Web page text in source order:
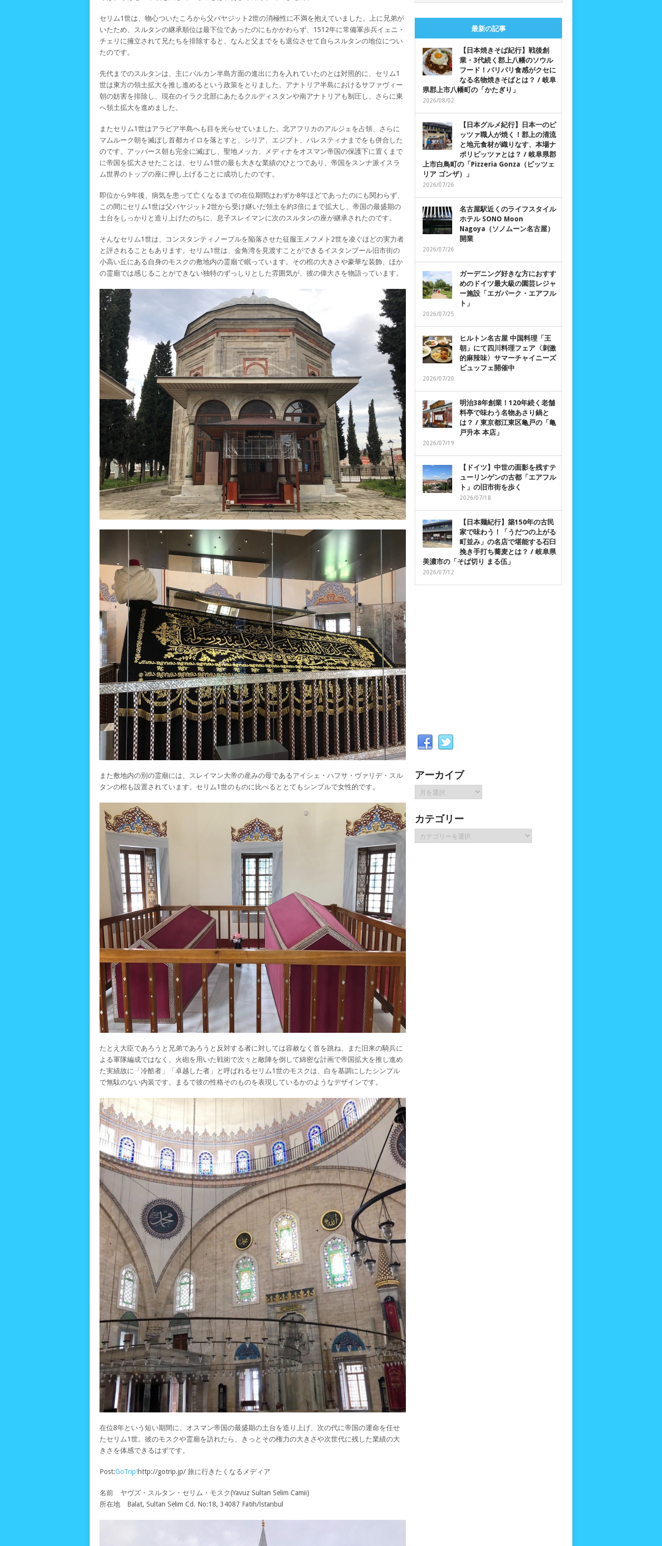
セリム1世は、物心ついたころから父バヤジット2世の消極性に不満を抱えていました。上に兄弟が
いたため、スルタンの継承順位は最下位であったのにもかかわらず、1512年に常備軍歩兵イェニ・
チェリに擁立されて兄たちを排除すると、なんと父までをも退位させて自らスルタンの地位につい
たのです。
先代までのスルタンは、主にバルカン半島方面の進出に力を入れていたのとは対照的に、セリム1
世は東方の領土拡大を推し進めるという政策をとりました。アナトリア半島におけるサファヴィー
朝の妨害を排除し、現在のイラク北部にあたるクルディスタンや南アナトリアも制圧し、さらに東
へ領土拡大を進めました。
またセリム1世はアラビア半島へも目を光らせていました。北アフリカのアルジェを占領、さらに
マムルーク朝を滅ぼし首都カイロを落とすと、シリア、エジプト、パレスティナまでをも併合した
のです。アッバース朝も完全に滅ぼし、聖地メッカ、メディナをオスマン帝国の保護下に置くまで
に帝国を拡大させたことは、セリム1世の最も大きな業績のひとつであり、帝国をスンナ派イスラ
ム世界のトップの座に押し上げることに成功したのです。
即位から9年後、病気を患って亡くなるまでの在位期間はわずか8年ほどであったのにも関わらず、
この間にセリム1世は父バヤジット2世から受け継いだ領土を約3倍にまで拡大し、帝国の最盛期の
土台をしっかりと造り上げたのちに、息子スレイマンに次のスルタンの座が継承されたのです。
そんなセリム1世は、コンスタンティノープルを陥落させた征服王メフメト2世を凌ぐほどの実力者
と評されることもあります。セリム1世は、金角湾を見渡すことができるイスタンブール旧市街の
小高い丘にある自身のモスクの敷地内の霊廟で眠っています。その棺の大きさや豪華な装飾、ほか
の霊廟では感じることができない独特のずっしりとした雰囲気が、彼の偉大さを物語っています。
また敷地内の別の霊廟には、スレイマン大帝の産みの母であるアイシェ・ハフサ・ヴァリデ・スル
タンの棺も設置されています。セリム1世のものに比べるととてもシンプルで女性的です。
たとえ大臣であろうと兄弟であろうと反対する者に対しては容赦なく首を跳ね、また旧来の騎兵に
よる軍隊編成ではなく、火砲を用いた戦術で次々と敵陣を倒して綿密な計画で帝国拡大を推し進め
た実績故に「冷酷者」「卓越した者」と呼ばれるセリム1世のモスクは、白を基調にしたシンプル
で無駄のない内装です。まるで彼の性格そのものを表現しているかのようなデザインです。
在位8年という短い期間に、オスマン帝国の最盛期の土台を造り上げ、次の代に帝国の運命を任せ
たセリム1世。彼のモスクや霊廟を訪れたら、きっとその権力の大きさや次世代に残した業績の大
きさを体感できるはずです。
Post:GoTrip!http://gotrip.jp/ 旅に行きたくなるメディア
名前 ヤヴズ・スルタン・セリム・モスク(Yavuz Sultan Selim Camii)
所在地 Balat, Sultan Selim Cd. No:18, 34087 Fatih/İstanbul
最新の記事
【日本焼きそば紀行】戦後創
業・3代続く郡上八幡のソウル
フード！パリパリ食感がクセに
なる名物焼きそばとは？ / 岐阜
県郡上市八幡町の「かたぎり」
2026/08/02
【日本グルメ紀行】日本一のピ
ッツァ職人が焼く！郡上の清流
と地元食材が織りなす、本場ナ
ポリピッツァとは？ / 岐阜県郡
上市白鳥町の「Pizzeria Gonza（ピッツェ
リア ゴンザ）」
2026/07/26
名古屋駅近くのライフスタイル
ホテル SONO Moon
Nagoya（ソノムーン名古屋）
開業
2026/07/26
ガーデニング好きな方におすす
めのドイツ最大級の園芸レジャ
ー施設「エガパーク・エアフル
ト」
2026/07/25
ヒルトン名古屋 中国料理「王
朝」にて四川料理フェア〈刺激
的麻辣味〉サマーチャイニーズ
ビュッフェ開催中
2026/07/20
明治38年創業！120年続く老舗
料亭で味わう名物あさり鍋と
は？ / 東京都江東区亀戸の「亀
戸升本 本店」
2026/07/19
【ドイツ】中世の面影を残すテ
ューリンゲンの古都「エアフル
ト」の旧市街を歩く
2026/07/18
【日本麺紀行】築150年の古民
家で味わう！「うだつの上がる
町並み」の名店で堪能する石臼
挽き手打ち蕎麦とは？ / 岐阜県
美濃市の「そば切り まる伍」
2026/07/12
アーカイブ
ア
ー
イ
ブ
カテゴリー
テ